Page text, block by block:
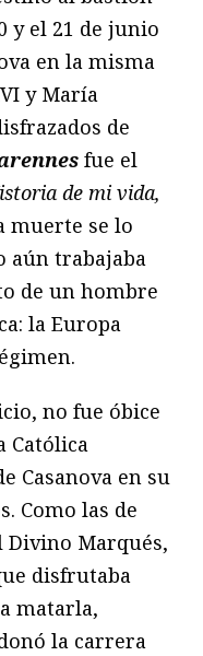
y el 21 de junio
en la misma
y María
de
fue el
de mi vida,
muerte se lo
aún trabajaba
de un hombre
la Europa
no fue óbice
Católica
Casanova en su
Como las de
Divino Marqués,
disfrutaba
matarla,
la carrera